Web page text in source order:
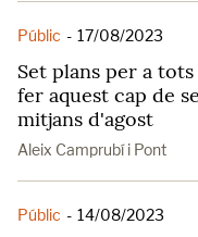
Públic - 17/08/2023
Set plans per a
fer aquest cap de
mitjans d'agost
Aleix Camprubí i Pont
Públic - 14/08/2023